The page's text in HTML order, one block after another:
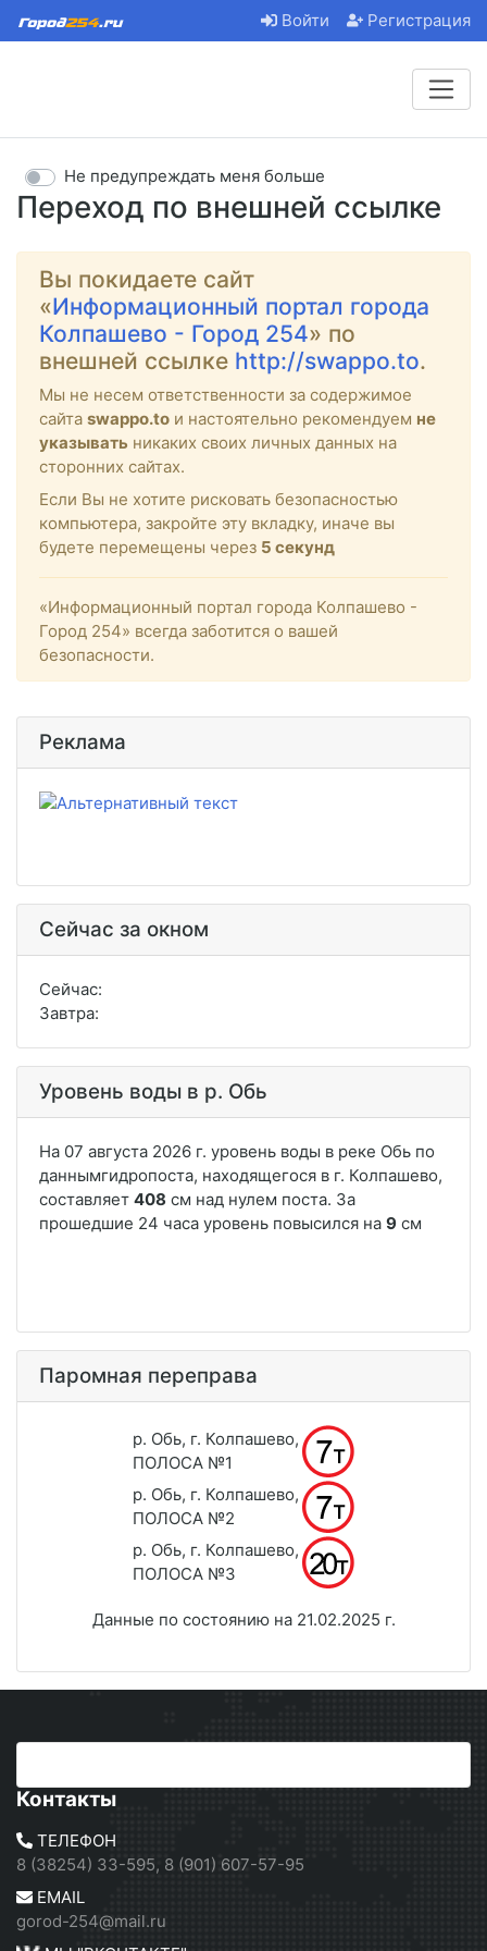
Войти Регистрация
Переход по внешней ссылке
Не предупреждать меня больше
Вы покидаете сайт
«Информационный портал города
Колпашево - Город 254» по
внешней ссылке http://swappo.to.
Мы не несем ответственности за содержимое
сайта swappo.to и настоятельно рекомендуем не
указывать никаких своих личных данных на
сторонних сайтах.
Если Вы не хотите рисковать безопасностью
компьютера, закройте эту вкладку, иначе вы
будете перемещены через 5 секунд
«Информационный портал города Колпашево -
Город 254» всегда заботится о вашей
безопасности.
Реклама
Сейчас за окном
Сейчас:
Завтра:
Уровень воды в р. Обь
Паромная переправа
р. Обь, г. Колпашево,
ПОЛОСА №1
р. Обь, г. Колпашево,
ПОЛОСА №2
р. Обь, г. Колпашево,
ПОЛОСА №3
Данные по состоянию на 21.02.2025 г.
Контакты
ТЕЛЕФОН
8 (38254) 33-595, 8 (901) 607-57-95
EMAIL
gorod-254@mail.ru